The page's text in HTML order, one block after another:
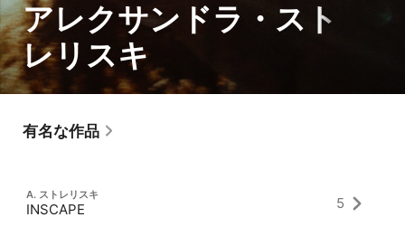
アレクサンドラ・スト
レリスキ
有名な作品
A. ストレリスキ
INSCAPE 5